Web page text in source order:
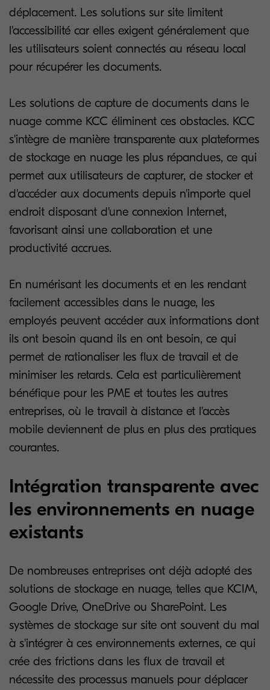
déplacement. Les solutions sur site limitent
l'accessibilité car elles exigent généralement que
les utilisateurs soient connectés au réseau local
pour récupérer les documents.
Les solutions de capture de documents dans le
nuage comme KCC éliminent ces obstacles. KCC
s'intègre de manière transparente aux plateformes
de stockage en nuage les plus répandues, ce qui
permet aux utilisateurs de capturer, de stocker et
d'accéder aux documents depuis n'importe quel
endroit disposant d'une connexion Internet,
favorisant ainsi une collaboration et une
productivité accrues.
En numérisant les documents et en les rendant
facilement accessibles dans le nuage, les
employés peuvent accéder aux informations dont
ils ont besoin quand ils en ont besoin, ce qui
permet de rationaliser les flux de travail et de
minimiser les retards. Cela est particulièrement
bénéfique pour les PME et toutes les autres
entreprises, où le travail à distance et l'accès
mobile deviennent de plus en plus des pratiques
courantes.
Intégration transparente avec
les environnements en nuage
existants
De nombreuses entreprises ont déjà adopté des
solutions de stockage en nuage, telles que KCIM,
Google Drive, OneDrive ou SharePoint. Les
systèmes de stockage sur site ont souvent du mal
à s'intégrer à ces environnements externes, ce qui
crée des frictions dans les flux de travail et
nécessite des processus manuels pour déplacer